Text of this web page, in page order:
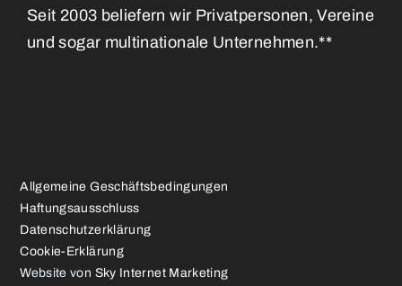
Seit 2003 beliefern wir Privatpersonen, Vereine
und sogar multinationale Unternehmen.**
Allgemeine Geschäftsbedingungen
Haftungsausschluss
Datenschutzerklärung
Cookie-Erklärung
Website von Sky Internet Marketing